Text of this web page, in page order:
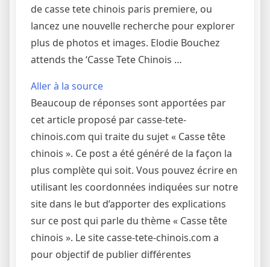
de casse tete chinois paris premiere, ou
lancez une nouvelle recherche pour explorer
plus de photos et images. Elodie Bouchez
attends the ‘Casse Tete Chinois …
Aller à la source
Beaucoup de réponses sont apportées par
cet article proposé par casse-tete-
chinois.com qui traite du sujet « Casse tête
chinois ». Ce post a été généré de la façon la
plus complète qui soit. Vous pouvez écrire en
utilisant les coordonnées indiquées sur notre
site dans le but d’apporter des explications
sur ce post qui parle du thème « Casse tête
chinois ». Le site casse-tete-chinois.com a
pour objectif de publier différentes